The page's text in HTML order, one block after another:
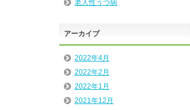
老人性うつ病
アーカイブ
2022年4月
2022年2月
2022年1月
2021年12月